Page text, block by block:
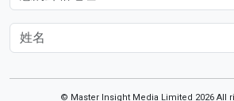
© Master Insight Media Limited 2026 All